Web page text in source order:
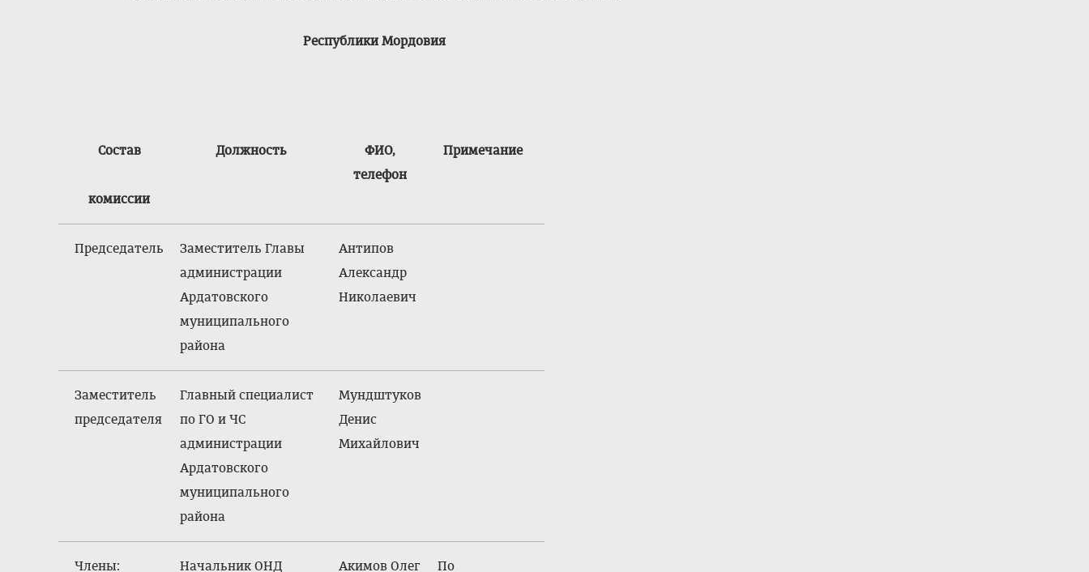
Республики Мордовия
Состав
комиссии
Должность
ФИО,
телефон
Примечание
Председатель
Заместитель Главы
администрации
Ардатовского
муниципального
района
Антипов
Александр
Николаевич
Заместитель
председателя
Главный специалист
по ГО и ЧС
администрации
Ардатовского
муниципального
района
Мундштуков
Денис
Михайлович
Члены: Начальник ОНД Акимов Олег По